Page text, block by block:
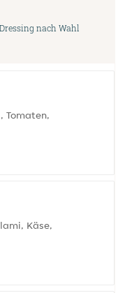
nach Wahl
Tomaten,
Käse,